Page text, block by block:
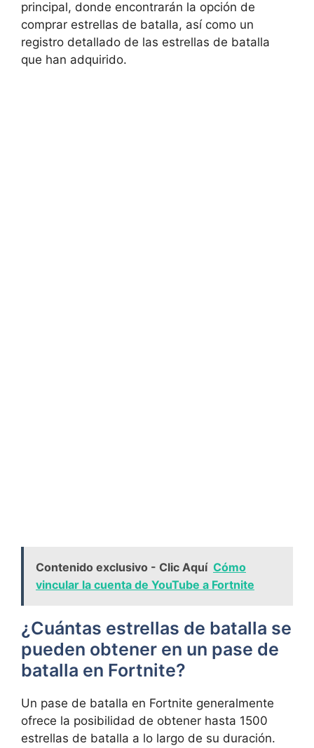
principal, donde encontrarán la opción de
comprar estrellas de batalla, así como un
registro detallado de las estrellas de⁢ batalla
que han adquirido.
Contenido exclusivo - Clic Aquí Cómo
vincular la cuenta de YouTube a Fortnite
¿Cuántas⁤ estrellas‌ de batalla ‍se
pueden obtener en un pase de
batalla en Fortnite?
Un ​pase de ‍batalla ‌en ⁢Fortnite generalmente
ofrece‌ la posibilidad de obtener hasta 1500
estrellas de batalla​ a lo largo de su duración.